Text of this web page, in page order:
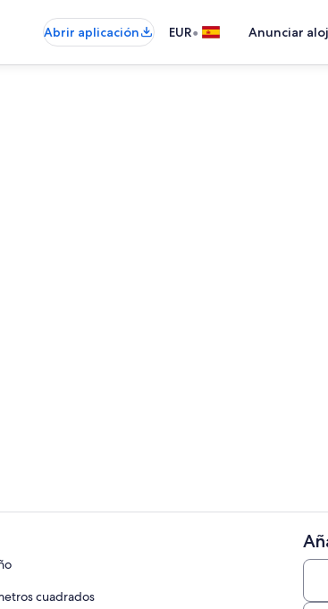
Abrir aplicación EUR• Anunciar
cuadrados